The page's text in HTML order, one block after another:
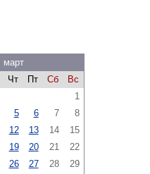
март
Чт Пт Сб
Вс
1
5 6 7
8
12 13 14
15
19 20 21
22
26 27 28
29